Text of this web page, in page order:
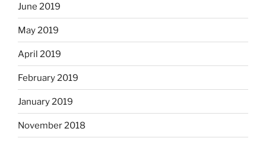
June 2019
May 2019
April 2019
February 2019
January 2019
November 2018